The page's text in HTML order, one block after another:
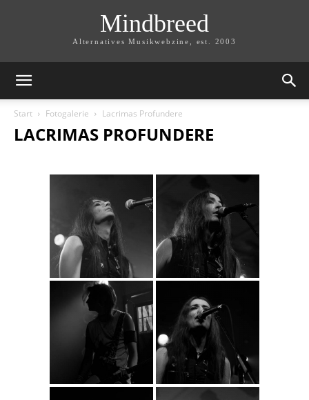
Mindbreed
Alternatives Musikwebzine, est. 2003
Start Fotogalerie Lacrimas Profundere
LACRIMAS PROFUNDERE